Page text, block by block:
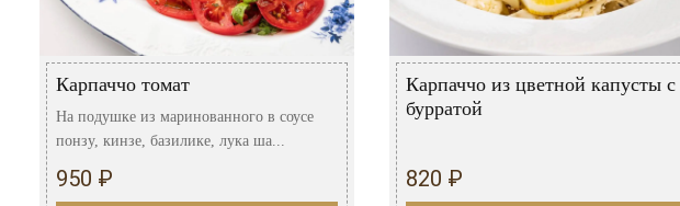
Карпаччо томат
На подушке из маринованного в соусе
понзу, кинзе, базилике, лука ша...
950 ₽
Карпаччо из цветной капусты с
бурратой
820 ₽